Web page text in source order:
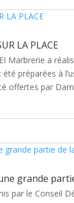
LA PLACE
Marbrerie a
préparées à
offertes par
grande
par le Conseil